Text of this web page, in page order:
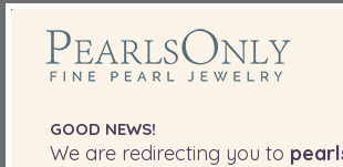
GOOD NEWS!
We are redirecting you to